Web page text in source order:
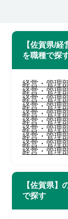
【佐賀県/
を職種で探
経営・管理
経営・管理
経営・管理
経営・管理
経営・管理
経営・管理
経営・管理
経営・管理
経営・管理
経営・管理
【佐賀県】
で探す